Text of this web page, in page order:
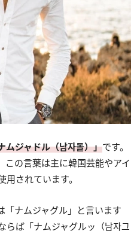
ムジャドル（남자돌）」です。
この言葉は主に韓国芸能やアイ
用されています。
「ナムジャグル」と言います
らば「ナムジャグルッ（남자그